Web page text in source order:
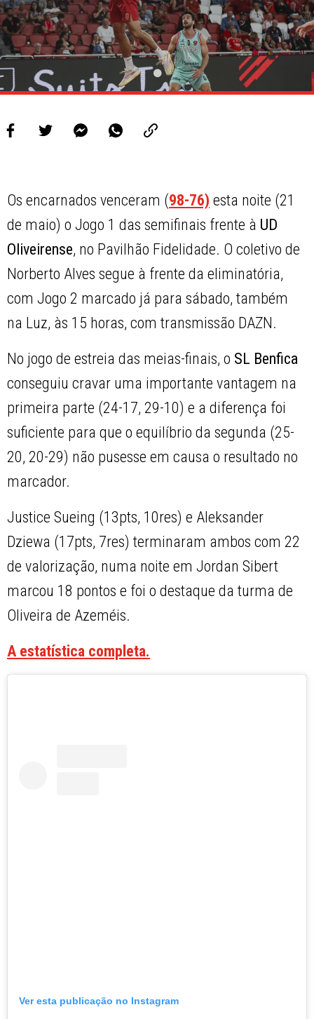
Os encarnados venceram (98-76) esta noite (21
de maio) o Jogo 1 das semifinais frente à UD
Oliveirense, no Pavilhão Fidelidade. O coletivo de
Norberto Alves segue à frente da eliminatória,
com Jogo 2 marcado já para sábado, também
na Luz, às 15 horas, com transmissão DAZN.
No jogo de estreia das meias-finais, o SL Benfica
conseguiu cravar uma importante vantagem na
primeira parte (24-17, 29-10) e a diferença foi
suficiente para que o equilíbrio da segunda (25-
20, 20-29) não pusesse em causa o resultado no
marcador.
Justice Sueing (13pts, 10res) e Aleksander
Dziewa (17pts, 7res) terminaram ambos com 22
de valorização, numa noite em Jordan Sibert
marcou 18 pontos e foi o destaque da turma de
Oliveira de Azeméis.
A estatística completa.
Ver esta publicação no Instagram